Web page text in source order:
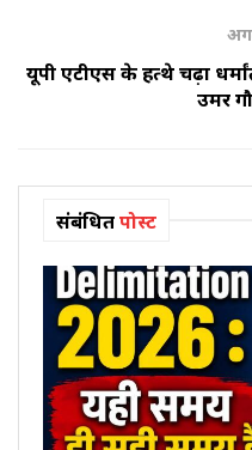
यूपी एटीएस के हत्थे चढ़ा
उमर
संबंधितपोस्ट